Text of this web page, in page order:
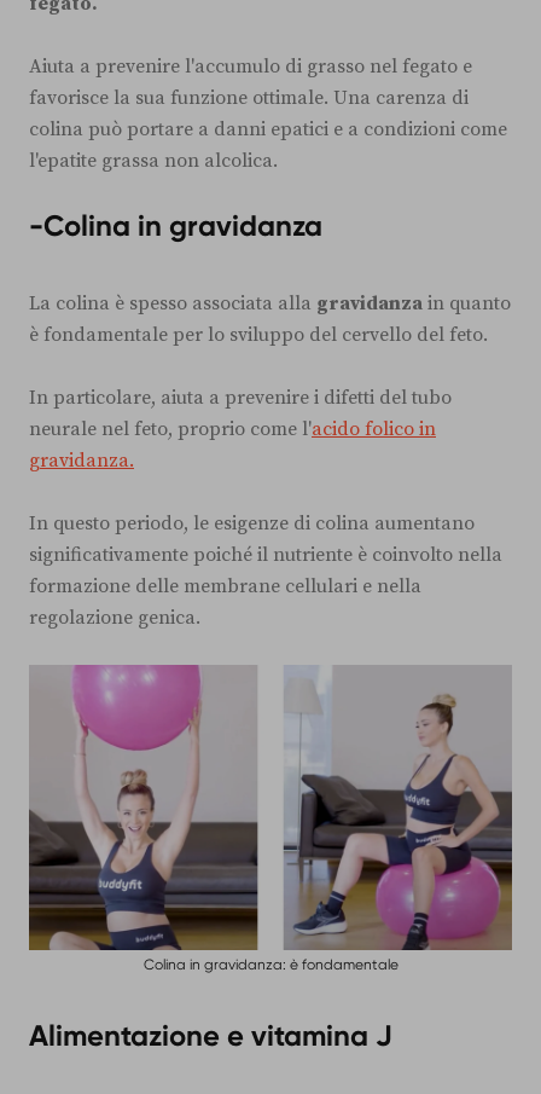
Aiuta a prevenire l'accumulo di grasso nel fegato e
favorisce la sua funzione ottimale. Una carenza di
colina può portare a danni epatici e a condizioni come
l'epatite grassa non alcolica.
-Colina in gravidanza
La colina è spesso associata alla gravidanza in quanto
è fondamentale per lo sviluppo del cervello del feto.
In particolare, aiuta a prevenire i difetti del tubo
neurale nel feto, proprio come l'acido folico in
gravidanza.
In questo periodo, le esigenze di colina aumentano
significativamente poiché il nutriente è coinvolto nella
formazione delle membrane cellulari e nella
regolazione genica.
Colina in gravidanza: è fondamentale
Alimentazione e vitamina J